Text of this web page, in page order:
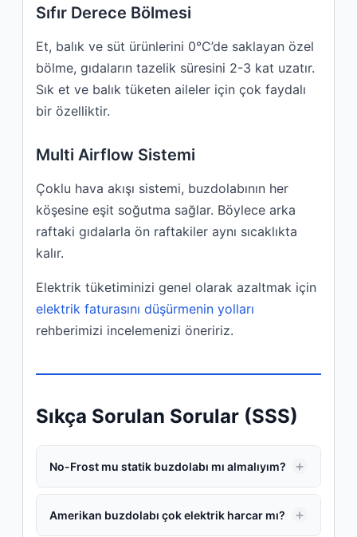
Sıfır Derece Bölmesi
Et, balık ve süt ürünlerini 0°C’de saklayan özel
bölme, gıdaların tazelik süresini 2-3 kat uzatır.
Sık et ve balık tüketen aileler için çok faydalı
bir özelliktir.
Multi Airflow Sistemi
Çoklu hava akışı sistemi, buzdolabının her
köşesine eşit soğutma sağlar. Böylece arka
raftaki gıdalarla ön raftakiler aynı sıcaklıkta
kalır.
Elektrik tüketiminizi genel olarak azaltmak için
elektrik faturasını düşürmenin yolları
rehberimizi incelemenizi öneririz.
Sıkça Sorulan Sorular (SSS)
No-Frost mu statik buzdolabı mı almalıyım?
Amerikan buzdolabı çok elektrik harcar mı?